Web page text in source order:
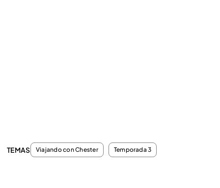
TEMAS Viajando con Chester Temporada 3